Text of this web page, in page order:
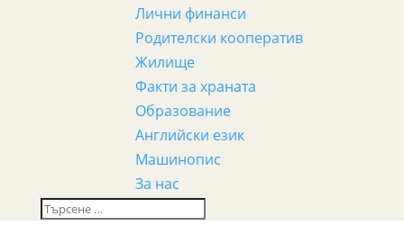
Лични финанси
Родителски кооператив
Жилище
Факти за храната
Образование
Английски език
Машинопис
За нас